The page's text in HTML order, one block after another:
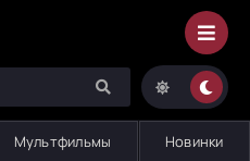
Мультфильмы Новинки